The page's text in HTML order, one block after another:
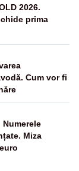
2026.
prima
Cum vor fi
Numerele
Miza